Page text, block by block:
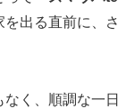
を出る直前に、
なく、順調な一